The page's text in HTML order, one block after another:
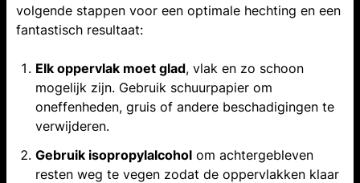
volgende stappen voor een optimale hechting en een
fantastisch resultaat:
Elk oppervlak moet glad, vlak en zo schoon
mogelijk zijn. Gebruik schuurpapier om
oneffenheden, gruis of andere beschadigingen te
verwijderen.
Gebruik isopropylalcohol om achtergebleven
resten weg te vegen zodat de oppervlakken klaar